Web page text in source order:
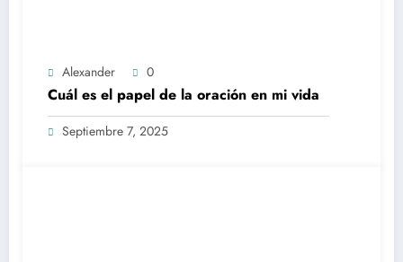
Alexander 0
Cuál es el papel de la oración en mi vida
Septiembre 7, 2025